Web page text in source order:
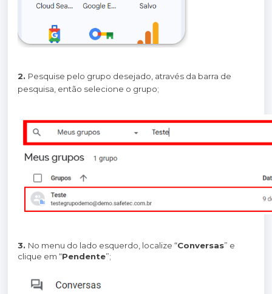
2. Pesquise pelo grupo desejado, através da barra de
pesquisa, então selecione o grupo;
3. No menu do lado esquerdo, localize “Conversas” e
clique em “Pendente”;